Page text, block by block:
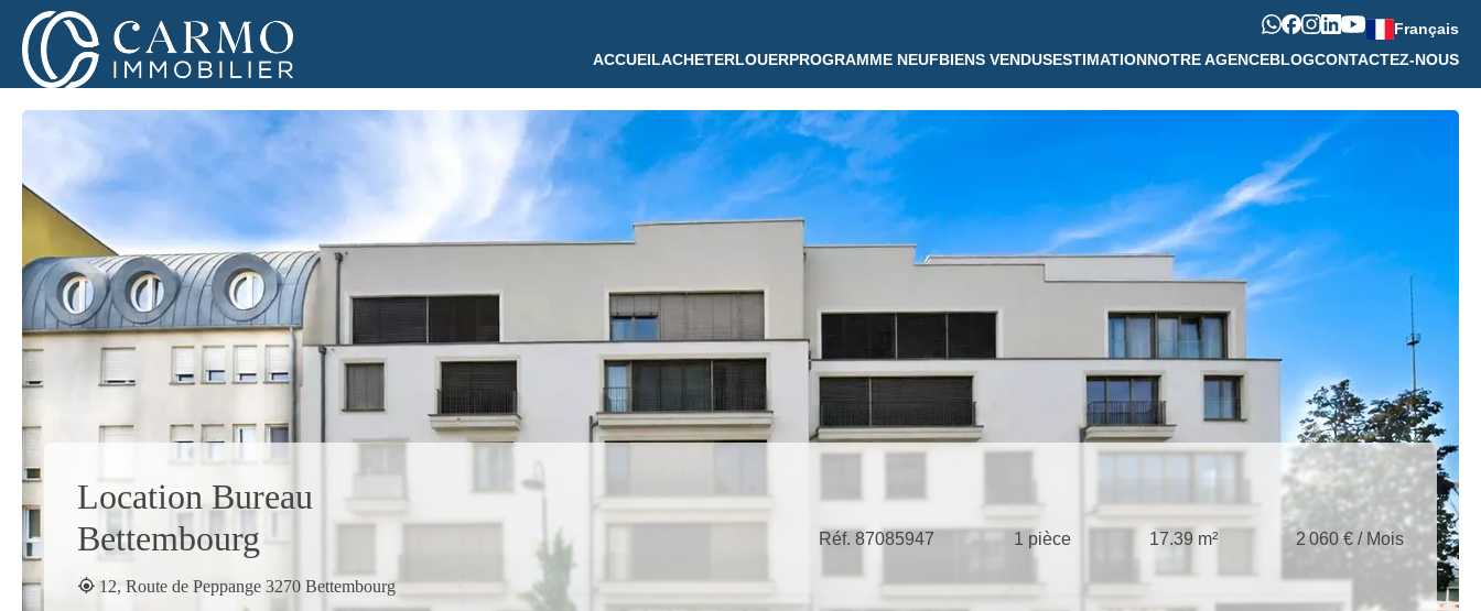
Français
ACCUEILACHETERLOUERPROGRAMME NEUFBIENS VENDUSESTIMATIONNOTRE AGENCEBLOGCONTACTEZ-NOUS
Location Bureau
Bettembourg
12, Route de Peppange 3270 Bettembourg
Réf. 87085947 1 pièce 17.39 m² 2 060 € / Mois